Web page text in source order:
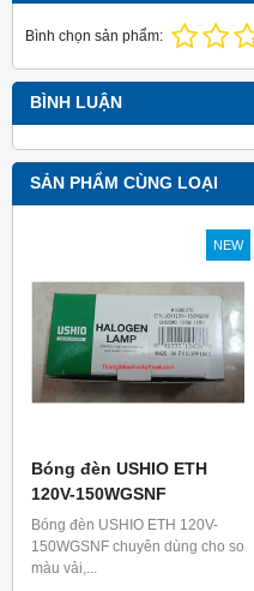
Bình chọn sản phẩm:
BÌNH LUẬN
SẢN PHẨM CÙNG LOẠI
NEW
Bóng đèn USHIO ETH
120V-150WGSNF
Bóng đèn USHIO ETH 120V-
150WGSNF chuyên dùng cho so
màu vải,...